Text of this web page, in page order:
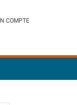
COMPTE